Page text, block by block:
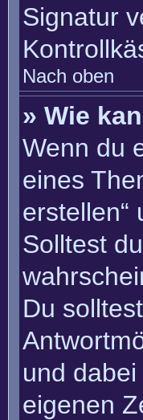
Signatur
Nach oben
» Wie
Wenn du
eines
erstellen“
Solltest
Du
und
eigenen